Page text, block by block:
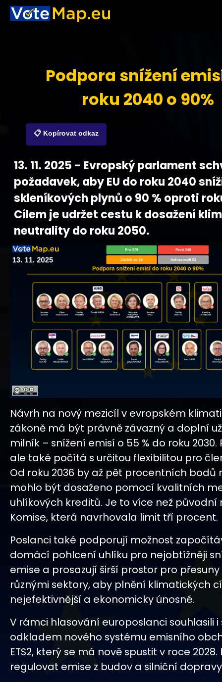
Podpora snížení
roku 2040 o 90%
📋 Kopírovat odkaz
13. 11. 2025 - Evropský parlament
požadavek, aby EU do roku 2040
skleníkových plynů o 90 % oproti
Cílem je udržet cestu k dosažení
neutrality do roku 2050.
Návrh na nový mezicíl v evropském
zákoně má být právně závazný a doplní
milník – snížení emisí o 55 % do roku
ale také počítá s určitou flexibilitou pro
Od roku 2036 by až pět procentních bodů
mohlo být dosaženo pomocí kvalitních
uhlíkových kreditů. Je to více než původní
Komise, která navrhovala limit tří procent.
Poslanci také podporují možnost
domácí pohlcení uhlíku pro nejobtížněji
emise a prosazují širší prostor pro přesuny
různými sektory, aby plnění klimatických
nejefektivnější a ekonomicky únosné.
V rámci hlasování europoslanci souhlasili
odkladem nového systému emisního
ETS2, který se má nově spustit v roce 2028.
regulovat emise z budov a silniční